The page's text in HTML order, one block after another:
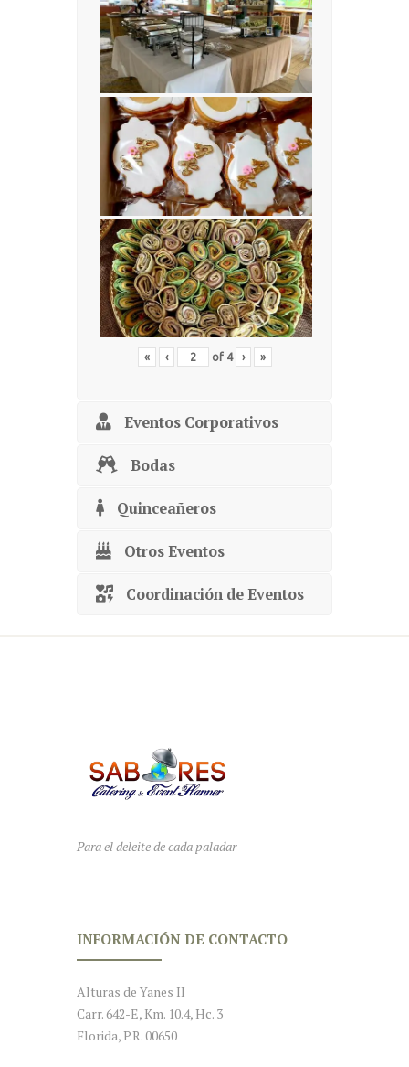
« ‹ of 4 › »
Eventos Corporativos
Bodas
Quinceañeros
Otros Eventos
Coordinación de Eventos
Para el deleite de cada paladar
INFORMACIÓN DE CONTACTO
Alturas de Yanes II
Carr. 642-E, Km. 10.4, Hc. 3
Florida, P.R. 00650